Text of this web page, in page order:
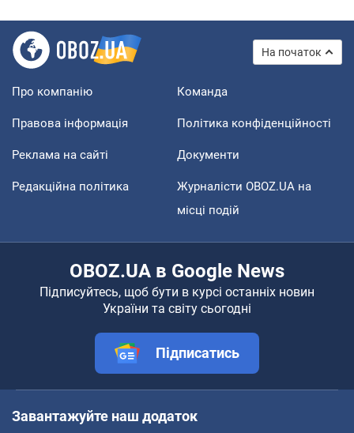
На початок
Про компанію Команда
Правова інформація Політика конфіденційності
Реклама на сайті Документи
Редакційна політика
Журналісти OBOZ.UA на
місці подій
OBOZ.UA в Google News
Підписуйтесь, щоб бути в курсі останніх новин
України та світу сьогодні
Підписатись
Завантажуйте наш додаток